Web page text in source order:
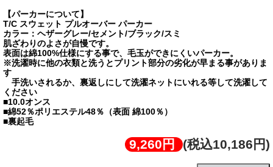
【パーカーについて】
T/C スウェット プルオーバー パーカー
カラー：ヘザーグレー/セメント/ブラック/スミ
肌ざわりのよさが自慢です。
表面は綿100%仕様にする事で、毛玉ができにくいパーカー。
※洗濯時に他の衣類と洗うとプリント部分の劣化が早まる事がありま
す
手洗いされるか、裏返しにして洗濯ネットにいれる等して洗濯して
ください
■10.0オンス
■綿52％ポリエステル48％（表面 綿100％）
■裏起毛
9,260円 (税込10,186円)